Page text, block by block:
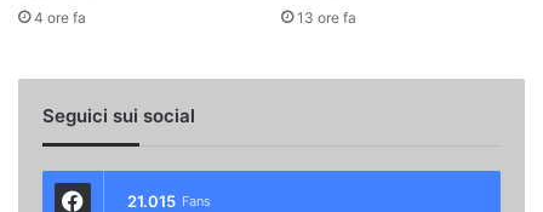
4 ore fa 13 ore fa
Seguici sui social
21.015 Fans